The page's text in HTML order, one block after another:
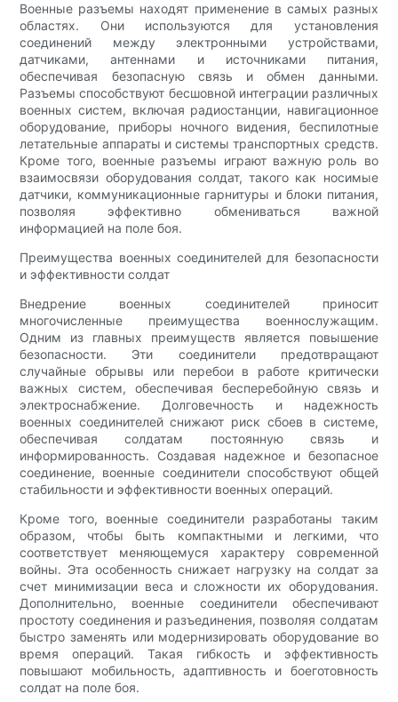
Военные разъемы находят применение в самых разных
областях. Они используются для установления
соединений между электронными устройствами,
датчиками, антеннами и источниками питания,
обеспечивая безопасную связь и обмен данными.
Разъемы способствуют бесшовной интеграции различных
военных систем, включая радиостанции, навигационное
оборудование, приборы ночного видения, беспилотные
летательные аппараты и системы транспортных средств.
Кроме того, военные разъемы играют важную роль во
взаимосвязи оборудования солдат, такого как носимые
датчики, коммуникационные гарнитуры и блоки питания,
позволяя эффективно обмениваться важной
информацией на поле боя.
Преимущества военных соединителей для безопасности
и эффективности солдат
Внедрение военных соединителей приносит
многочисленные преимущества военнослужащим.
Одним из главных преимуществ является повышение
безопасности. Эти соединители предотвращают
случайные обрывы или перебои в работе критически
важных систем, обеспечивая бесперебойную связь и
электроснабжение. Долговечность и надежность
военных соединителей снижают риск сбоев в системе,
обеспечивая солдатам постоянную связь и
информированность. Создавая надежное и безопасное
соединение, военные соединители способствуют общей
стабильности и эффективности военных операций.
Кроме того, военные соединители разработаны таким
образом, чтобы быть компактными и легкими, что
соответствует меняющемуся характеру современной
войны. Эта особенность снижает нагрузку на солдат за
счет минимизации веса и сложности их оборудования.
Дополнительно, военные соединители обеспечивают
простоту соединения и разъединения, позволяя солдатам
быстро заменять или модернизировать оборудование во
время операций. Такая гибкость и эффективность
повышают мобильность, адаптивность и боеготовность
солдат на поле боя.